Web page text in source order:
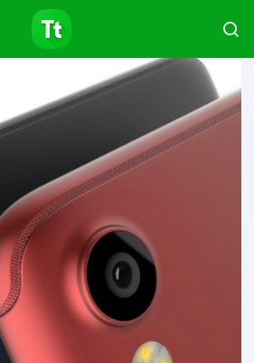
Articles
searching…